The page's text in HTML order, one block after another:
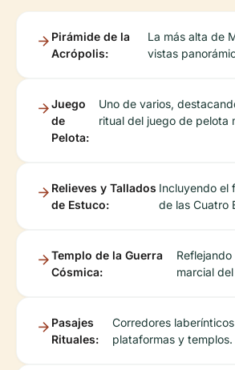
Pirámide de la
Acrópolis:
La más alta de
vistas
Juego
de
Pelota:
Uno de varios,
ritual del juego de pelota
Relieves y Tallados
de Estuco:
Incluyendo el
de las Cuatro
Templo de la Guerra
Cósmica:
marcial
Pasajes
Rituales:
Corredores
plataformas y templos.